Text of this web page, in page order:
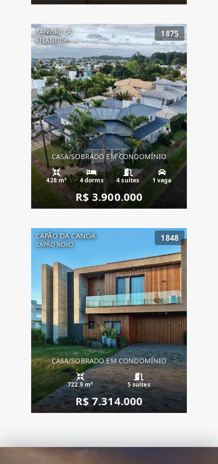
XANGRI-LÁ
ATLÂNTIDA
1875
CASA/SOBRADO EM CONDOMÍNIO
428 m² 4 dorms 4 suítes 1 vaga
R$ 3.900.000
CAPÃO DA CANOA
CAPÃO NOVO
1848
CASA/SOBRADO EM CONDOMÍNIO
722.9 m² 5 suítes
R$ 7.314.000